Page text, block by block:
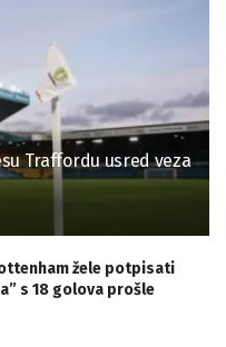
Traffordu usred veza
žele potpisati
s 18 golova prošle